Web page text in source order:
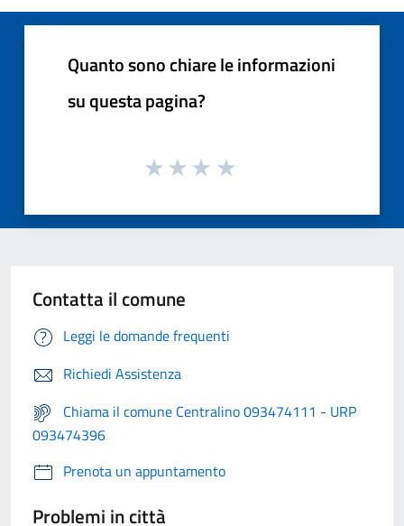
Quanto sono chiare le informazioni
su questa pagina?
Contatta il comune
Leggi le domande frequenti
Richiedi Assistenza
Chiama il comune Centralino 093474111 - URP
093474396
Prenota un appuntamento
Problemi in città